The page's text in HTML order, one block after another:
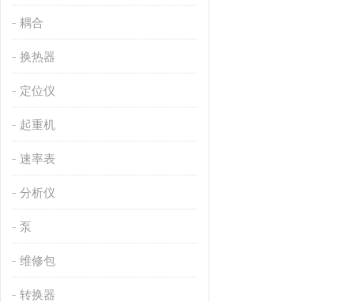
耦合
换热器
定位仪
起重机
速率表
分析仪
泵
维修包
转换器